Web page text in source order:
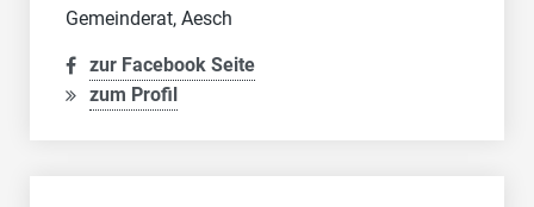
Gemeinderat, Aesch
zur Facebook Seite
zum Profil